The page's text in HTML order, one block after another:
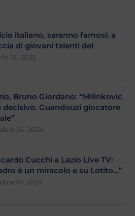
italiano, saranno famosi: a
di giovani talenti del
14, 2025
Bruno Giordano: “Milinkovic
decisivo. Guendouzi giocatore
24, 2024
Cucchi a Lazio Live TV:
è un miracolo e su Lotito…”
14, 2024